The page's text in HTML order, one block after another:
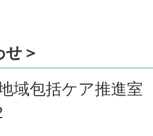
せ＞
域包括ケア推進室